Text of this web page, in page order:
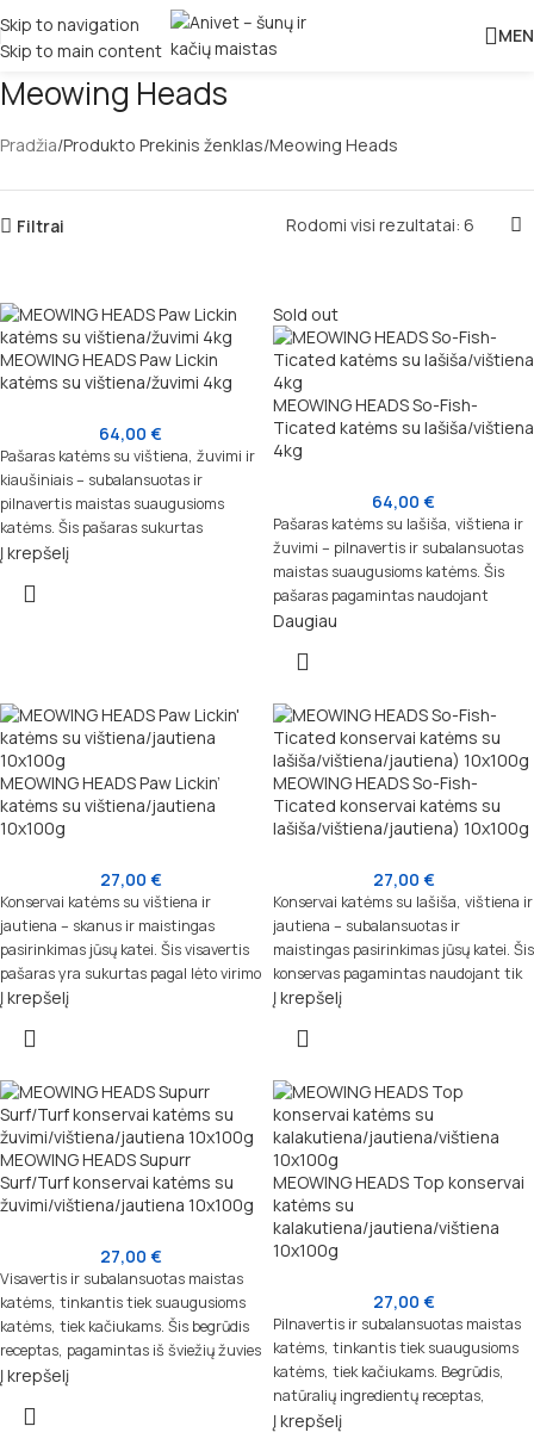
Skip to navigation
Skip to main content
Meowing Heads
Pradžia Produkto Prekinis ženklas Meowing Heads
Filtrai Rodomi visi rezultatai: 6
MEOWING HEADS Paw Lickin
katėms su vištiena/žuvimi 4kg
64,00 €
Pašaras katėms su vištiena, žuvimi ir
kiaušiniais – subalansuotas ir
pilnavertis maistas suaugusioms
katėms. Šis pašaras sukurtas
naudojant aukščiausios kokybės
pilnavertę mitybą, suteikiant
Į krepšelį
Sold out
MEOWING HEADS So-Fish-
Ticated katėms su lašiša/vištiena
4kg
64,00 €
Pašaras katėms su lašiša, vištiena ir
žuvimi – pilnavertis ir subalansuotas
maistas suaugusioms katėms. Šis
pašaras pagamintas naudojant
aukščiausios kokybės lašišą, laisvai
užtikrintų jūsų katei pilnavertę
Daugiau
MEOWING HEADS Paw Lickin’
katėms su vištiena/jautiena
10x100g
27,00 €
Konservai katėms su vištiena ir
jautiena – skanus ir maistingas
pasirinkimas jūsų katei. Šis visavertis
pašaras yra sukurtas pagal lėto virimo
begrūdę receptūrą, naudojant tik
jūsų katei aukščiausios kokybės
Į krepšelį
MEOWING HEADS So-Fish-
Ticated konservai katėms su
lašiša/vištiena/jautiena) 10x100g
27,00 €
Konservai katėms su lašiša, vištiena ir
jautiena – subalansuotas ir
maistingas pasirinkimas jūsų katei. Šis
konservas pagamintas naudojant tik
natūralius ingredientus, įskaitant
užtikrintų pilnavertę mitybą ir
Į krepšelį
MEOWING HEADS Supurr
Surf/Turf konservai katėms su
žuvimi/vištiena/jautiena 10x100g
27,00 €
Visavertis ir subalansuotas maistas
katėms, tinkantis tiek suaugusioms
katėms, tiek kačiukams. Šis begrūdis
receptas, pagamintas iš šviežių žuvies
ir mėsos ingredientų, užtikrina puikų
Į krepšelį
MEOWING HEADS Top konservai
katėms su
kalakutiena/jautiena/vištiena
10x100g
27,00 €
Pilnavertis ir subalansuotas maistas
katėms, tinkantis tiek suaugusioms
katėms, tiek kačiukams. Begrūdis,
natūralių ingredientų receptas,
pagamintas lėto virimo būdu,
Į krepšelį